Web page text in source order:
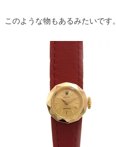
このような物もあるみたいです。